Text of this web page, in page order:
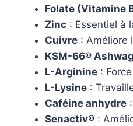
Folate (Vitamine
Zinc: Essentiel à
Cuivre: Améliore
KSM-66®
L-Arginine: Force
L-Lysine:
Caféine anhydre:
Senactiv®: